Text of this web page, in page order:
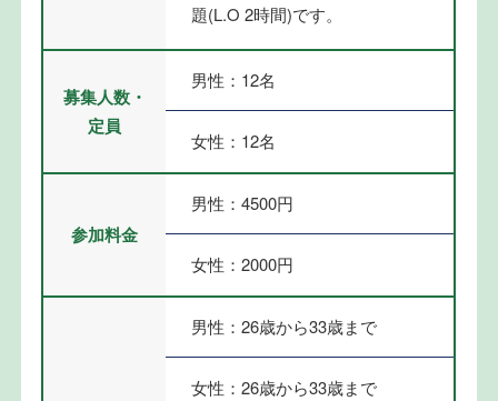
題(L.O 2時間)です。
募集人数・
定員
男性：12名
女性：12名
参加料金
男性：4500円
女性：2000円
男性：26歳から33歳まで
女性：26歳から33歳まで